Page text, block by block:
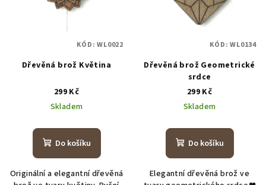
Dřevěná brož Květina
299 Kč
Skladem
Do košíku
Originální a elegantní dřevěná
KÓD:WL0022
Dřevěná brož Geometrické
srdce
299 Kč
Skladem
Do košíku
Elegantní dřevěná brož ve
KÓD:WL0134